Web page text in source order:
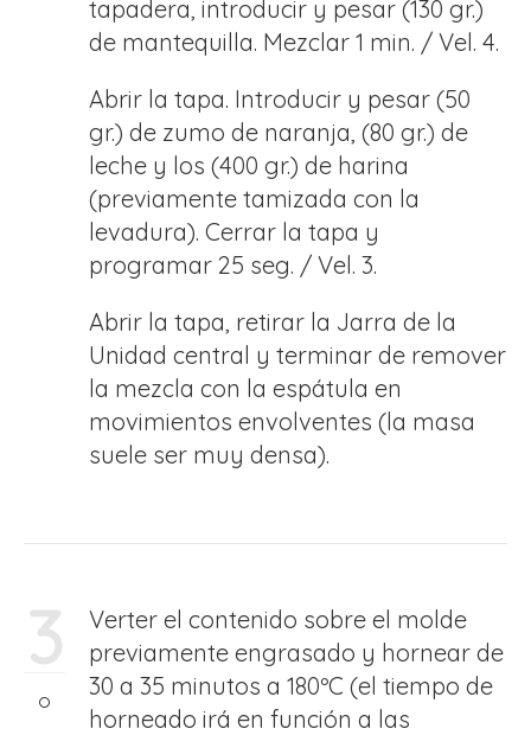
tapadera, introducir y pesar (130 gr.)
de mantequilla. Mezclar 1 min. / Vel. 4.
Abrir la tapa. Introducir y pesar (50
gr.) de zumo de naranja, (80 gr.) de
leche y los (400 gr.) de harina
(previamente tamizada con la
levadura). Cerrar la tapa y
programar 25 seg. / Vel. 3.
Abrir la tapa, retirar la Jarra de la
Unidad central y terminar de remover
la mezcla con la espátula en
movimientos envolventes (la masa
suele ser muy densa).
3
Verter el contenido sobre el molde
previamente engrasado y hornear de
30 a 35 minutos a 180ºC (el tiempo de
horneado irá en función a las